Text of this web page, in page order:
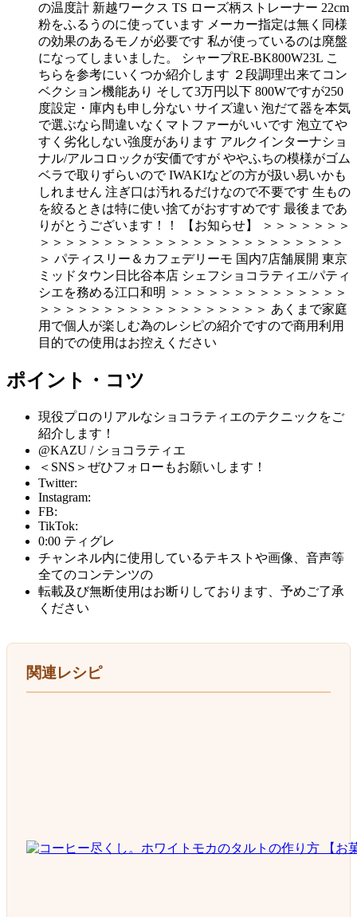
の温度計 新越ワークス TS ローズ柄ストレーナー 22cm
粉をふるうのに使っています メーカー指定は無く同様
の効果のあるモノが必要です 私が使っているのは廃盤
になってしまいました。 シャープRE-BK800W23L こ
ちらを参考にいくつか紹介します ２段調理出来てコン
ベクション機能あり そして3万円以下 800Wですが250
度設定・庫内も申し分ない サイズ違い 泡だて器を本気
で選ぶなら間違いなくマトファーがいいです 泡立てや
すく劣化しない強度があります アルクインターナショ
ナル/アルコロックが安価ですが ややふちの模様がゴム
ベラで取りずらいので IWAKIなどの方が扱い易いかも
しれません 注ぎ口は汚れるだけなので不要です 生もの
を絞るときは特に使い捨てがおすすめです 最後まであ
りがとうございます！！ 【お知らせ】 ＞＞＞＞＞＞＞
＞＞＞＞＞＞＞＞＞＞＞＞＞＞＞＞＞＞＞＞＞＞＞＞
＞ パティスリー＆カフェデリーモ 国内7店舗展開 東京
ミッドタウン日比谷本店 シェフショコラティエ/パティ
シエを務める江口和明 ＞＞＞＞＞＞＞＞＞＞＞＞＞＞
＞＞＞＞＞＞＞＞＞＞＞＞＞＞＞＞＞＞ あくまで家庭
用で個人が楽しむ為のレシピの紹介ですので商用利用
目的での使用はお控えください
ポイント・コツ
現役プロのリアルなショコラティエのテクニックをご
紹介します！
@KAZU / ショコラティエ
＜SNS＞ぜひフォローもお願いします！
Twitter:
Instagram:
FB:
TikTok:
0:00 ティグレ
チャンネル内に使用しているテキストや画像、音声等
全てのコンテンツの
転載及び無断使用はお断りしております、予めご了承
ください
関連レシピ